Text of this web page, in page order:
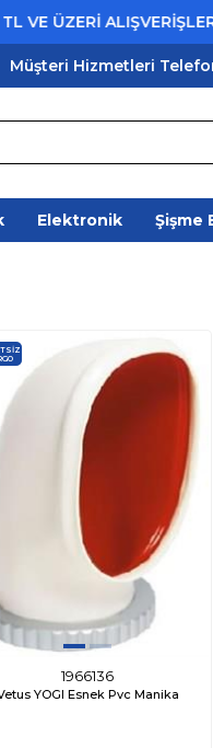
ALIŞVERİŞLERDE
Müşteri Hizmetleri
Elektronik Şişme
1966136
YOGI Esnek Pvc Manika